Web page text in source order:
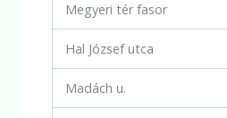
Megyeri tér fasor
Hal József utca
Madách u.